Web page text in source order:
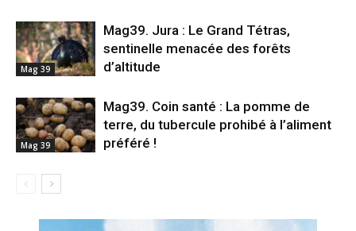
Mag 39
Mag39. Jura : Le Grand Tétras,
sentinelle menacée des forêts
d’altitude
Mag 39
Mag39. Coin santé : La pomme de
terre, du tubercule prohibé à l’aliment
préféré !